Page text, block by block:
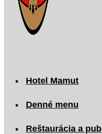
Hotel Mamut
Denné menu
Reštaurácia a pub